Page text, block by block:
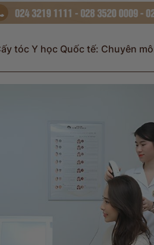
tóc Y học Quốc tế: Chuyên